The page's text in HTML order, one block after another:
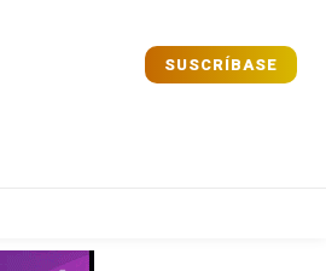
SUSCRÍBASE